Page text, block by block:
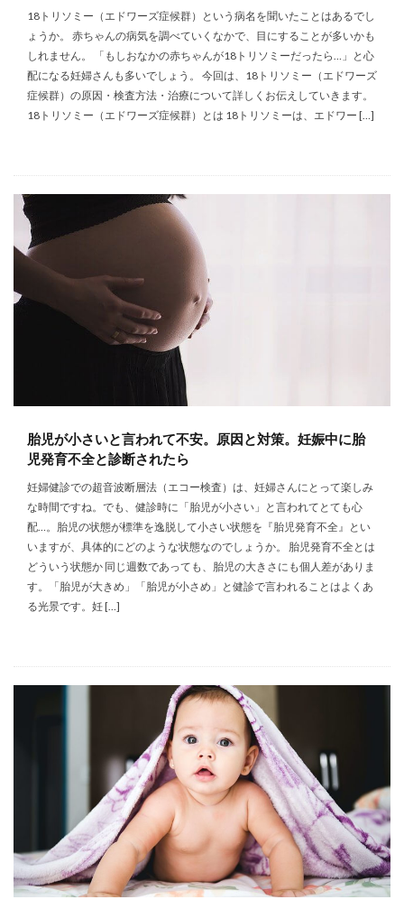
18トリソミー（エドワーズ症候群）という病名を聞いたことはあるでし
ょうか。 赤ちゃんの病気を調べていくなかで、目にすることが多いかも
しれません。 「もしおなかの赤ちゃんが18トリソミーだったら…」と心
配になる妊婦さんも多いでしょう。 今回は、18トリソミー（エドワーズ
症候群）の原因・検査方法・治療について詳しくお伝えしていきます。
18トリソミー（エドワーズ症候群）とは 18トリソミーは、エドワー […]
胎児が小さいと言われて不安。原因と対策。妊娠中に胎
児発育不全と診断されたら
妊婦健診での超音波断層法（エコー検査）は、妊婦さんにとって楽しみ
な時間ですね。でも、健診時に「胎児が小さい」と言われてとても心
配…。胎児の状態が標準を逸脱して小さい状態を『胎児発育不全』とい
いますが、具体的にどのような状態なのでしょうか。 胎児発育不全とは
どういう状態か 同じ週数であっても、胎児の大きさにも個人差がありま
す。「胎児が大きめ」「胎児が小さめ」と健診で言われることはよくあ
る光景です。妊 […]